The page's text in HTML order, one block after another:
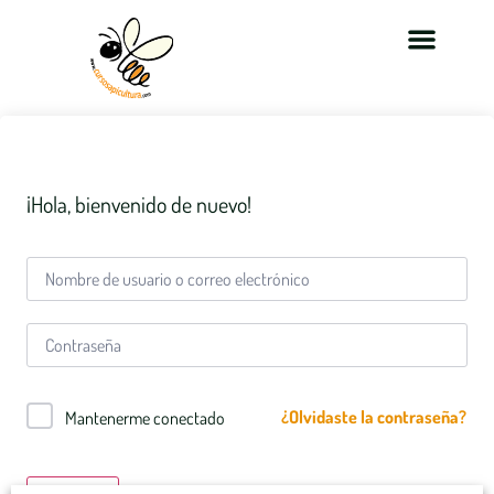
¡Hola, bienvenido de nuevo!
Mantenerme conectado ¿Olvidaste la contraseña?